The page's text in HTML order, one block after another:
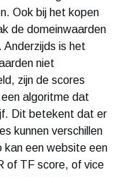
Ook bij het kopen
de domeinwaarden
Anderzijds is het
niet
zijn de scores
algoritme dat
Dit betekent dat er
kunnen verschillen
kan een website een
of TF score, of vice